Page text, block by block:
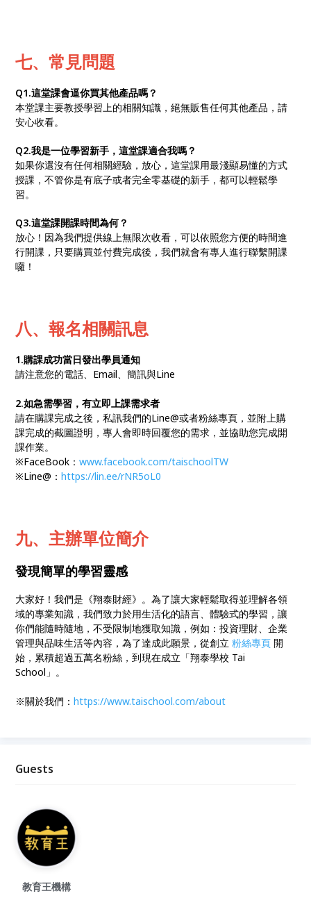
七、常見問題
Q1.這堂課會逼你買其他產品嗎？
本堂課主要教授學習上的相關知識，絕無販售任何其他產品，請
安心收看。
Q2.我是一位學習新手，這堂課適合我嗎？
如果你還沒有任何相關經驗，放心，這堂課用最淺顯易懂的方式
授課，不管你是有底子或者完全零基礎的新手，都可以輕鬆學
習。
Q3.這堂課開課時間為何？
放心！因為我們提供線上無限次收看，可以依照您方便的時間進
行開課，只要購買並付費完成後，我們就會有專人進行聯繫開課
囉！
八、報名相關訊息
1.購課成功當日發出學員通知
請注意您的電話、Email、簡訊與Line
2.如急需學習，有立即上課需求者
請在購課完成之後，私訊我們的Line@或者粉絲專頁，並附上購
課完成的截圖證明，專人會即時回覆您的需求，並協助您完成開
課作業。
※FaceBook：www.facebook.com/taischoolTW
※Line@：https://lin.ee/rNR5oL0
九、主辦單位簡介
發現簡單的學習靈感
大家好！我們是《翔泰財經》。為了讓大家輕鬆取得並理解各領
域的專業知識，我們致力於用生活化的語言、體驗式的學習，讓
你們能隨時隨地，不受限制地獲取知識，例如：投資理財、企業
管理與品味生活等內容，為了達成此願景，從創立粉絲專頁 開
始，累積超過五萬名粉絲，到現在成立「翔泰學校 Tai
School」。
※關於我們：https://www.taischool.com/about
Guests
教育王機構